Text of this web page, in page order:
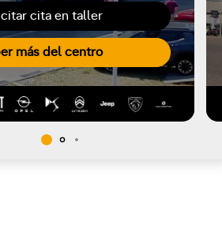
cita en taller
más del centro